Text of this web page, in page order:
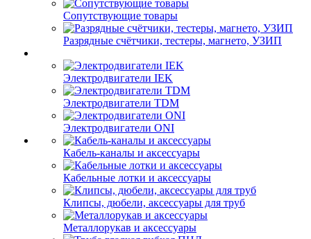
Сопутствующие товары
Разрядные счётчики, тестеры, магнето, УЗИП
Электродвигатели IEK
Электродвигатели TDM
Электродвигатели ONI
Кабель-каналы и аксессуары
Кабельные лотки и аксессуары
Клипсы, дюбели, аксессуары для труб
Металлорукав и аксессуары